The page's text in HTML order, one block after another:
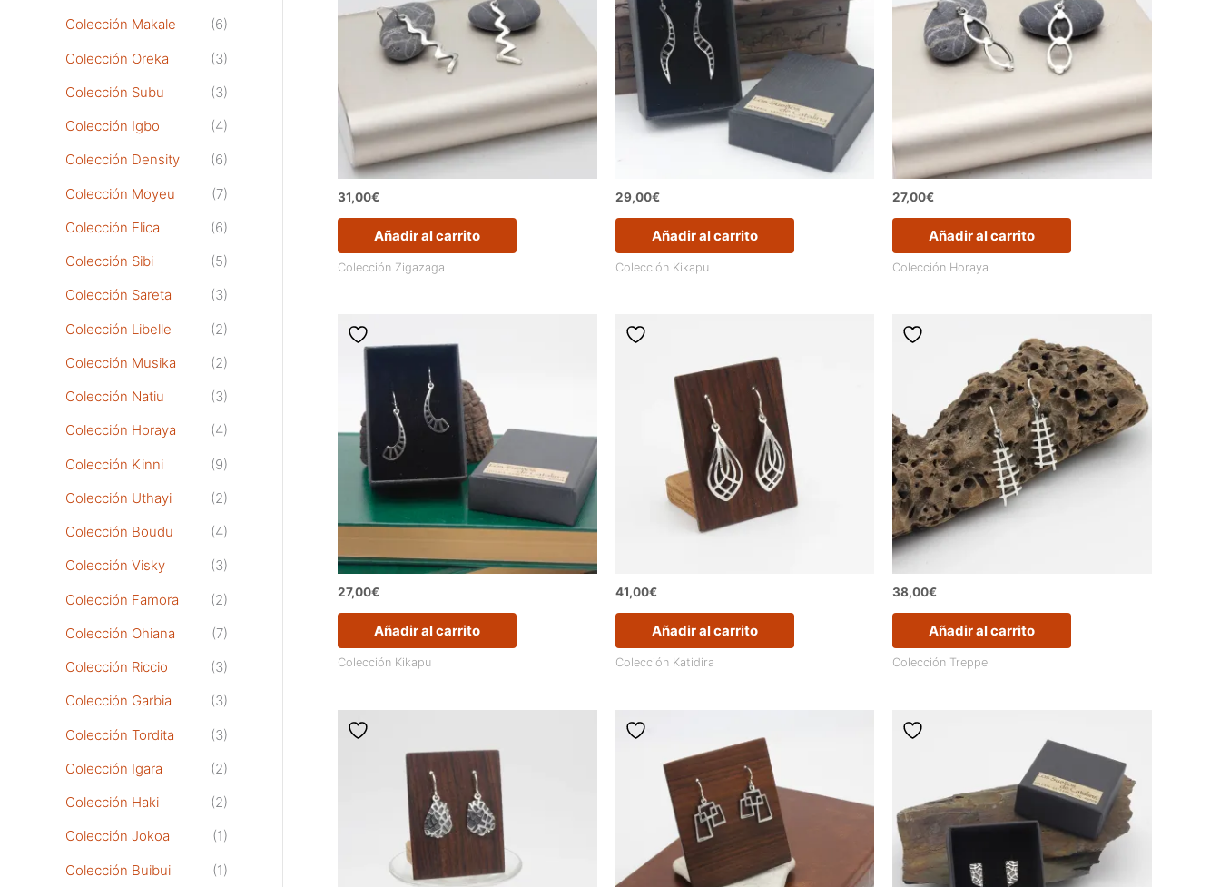
Colección Makale
(6)
Colección Oreka
(3)
Colección Subu
(3)
Colección Igbo
(4)
Colección Density
(6)
Colección Moyeu
(7)
Colección Elica
(6)
Colección Sibi
(5)
Colección Sareta
(3)
Colección Libelle
(2)
Colección Musika
(2)
Colección Natiu
(3)
Colección Horaya
(4)
Colección Kinni
(9)
Colección Uthayi
(2)
Colección Boudu
(4)
Colección Visky
(3)
Colección Famora
(2)
Colección Ohiana
(7)
Colección Riccio
(3)
Colección Garbia
(3)
Colección Tordita
(3)
Colección Igara
(2)
Colección Haki
(2)
Colección Jokoa
(1)
Colección Buibui
(1)
31,00€
Añadir al carrito
Colección Zigazaga
29,00€
Añadir al carrito
Colección Kikapu
27,00€
Añadir al carrito
Colección Horaya
27,00€
Añadir al carrito
Colección Kikapu
41,00€
Añadir al carrito
Colección Katidira
38,00€
Añadir al carrito
Colección Treppe